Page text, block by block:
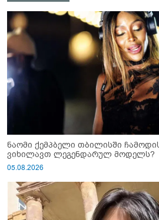
ნაომი ქემპბელი თბილისში
ვიხილავთ ლეგენდარულ მოდელს?
05.08.2026